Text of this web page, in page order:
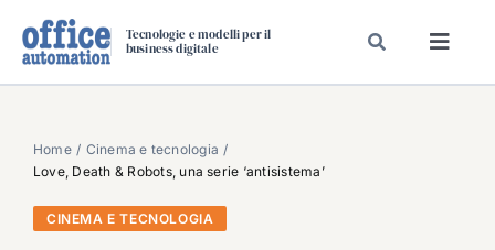
Tecnologie e modelli per il
business digitale
SPECIAL PAPER
TAVOLE ROTONDE DI REDAZIONE
DAL MERCATO
Home
Cinema e tecnologia
Love, Death & Robots, una serie ‘antisistema’
CINEMA E TECNOLOGIA